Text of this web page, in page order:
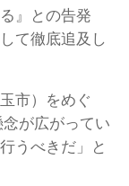
』との告発
て徹底追及し
市）をめぐ
念が広がってい
うべきだ」と